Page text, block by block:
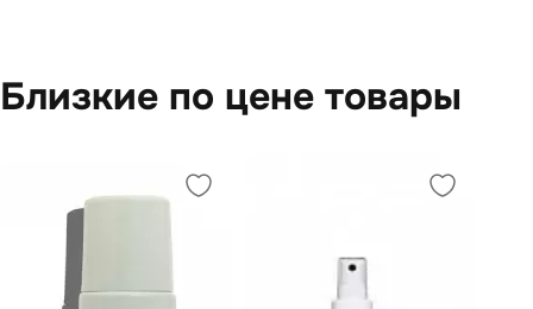
Близкие по цене товары